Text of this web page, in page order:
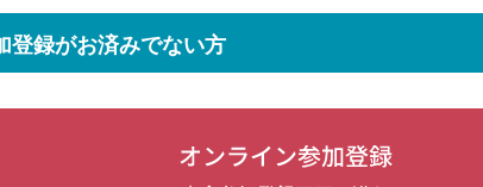
登録がお済みでない方